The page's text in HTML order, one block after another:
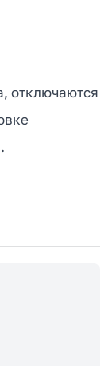
отключаются